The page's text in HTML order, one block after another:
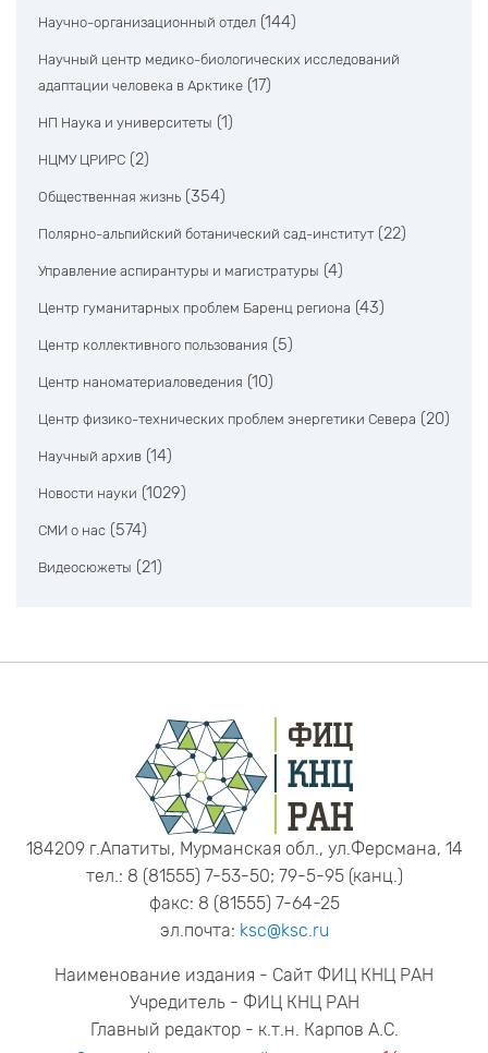
Научно-организационный отдел (144)
Научный центр медико-биологических исследований
адаптации человека в Арктике (17)
НП Наука и университеты (1)
НЦМУ ЦРИРС (2)
Общественная жизнь (354)
Полярно-альпийский ботанический сад-институт (22)
Управление аспирантуры и магистратуры (4)
Центр гуманитарных проблем Баренц региона (43)
Центр коллективного пользования (5)
Центр наноматериаловедения (10)
Центр физико-технических проблем энергетики Севера (20)
Научный архив (14)
Новости науки (1029)
СМИ о нас (574)
Видеосюжеты (21)
184209 г.Апатиты, Мурманская обл., ул.Ферсмана, 14
тел.: 8 (81555) 7-53-50; 79-5-95 (канц.)
факс: 8 (81555) 7-64-25
эл.почта: ksc@ksc.ru
Наименование издания - Сайт ФИЦ КНЦ РАН
Учредитель - ФИЦ КНЦ РАН
Главный редактор - к.т.н. Карпов А.С.